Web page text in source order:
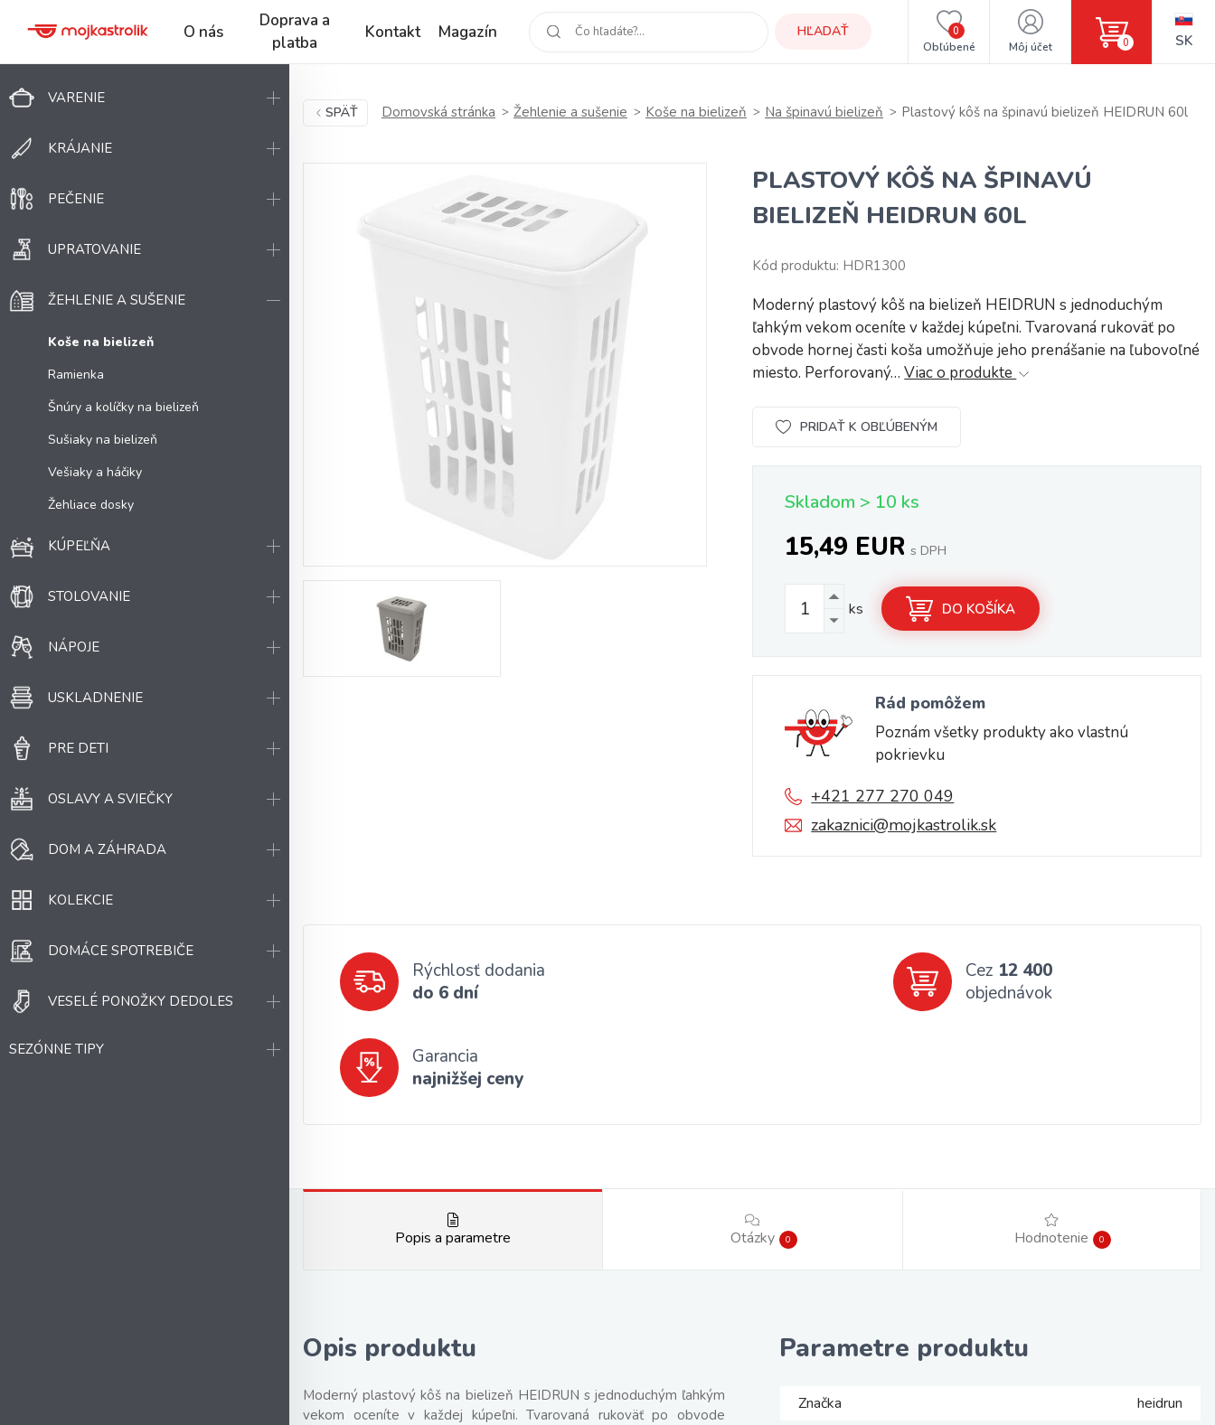
O nás
Doprava a
platba
Kontakt Magazín HĽADAŤ
Obľúbené
0
Môj účet 0 SK
VARENIE
KRÁJANIE
PEČENIE
UPRATOVANIE
ŽEHLENIE A SUŠENIE
Koše na bielizeň
Ramienka
Šnúry a kolíčky na bielizeň
Sušiaky na bielizeň
Vešiaky a háčiky
Žehliace dosky
KÚPEĽŇA
STOLOVANIE
NÁPOJE
USKLADNENIE
PRE DETI
OSLAVY A SVIEČKY
DOM A ZÁHRADA
KOLEKCIE
DOMÁCE SPOTREBIČE
VESELÉ PONOŽKY DEDOLES
SEZÓNNE TIPY
SPÄŤ Domovská stránka Žehlenie a sušenie Koše na bielizeň Na špinavú bielizeň Plastový kôš na špinavú bielizeň HEIDRUN 60l
PLASTOVÝ KÔŠ NA ŠPINAVÚ
BIELIZEŇ HEIDRUN 60L
Kód produktu: HDR1300
Moderný plastový kôš na bielizeň HEIDRUN s jednoduchým
ľahkým vekom oceníte v každej kúpeľni. Tvarovaná rukoväť po
obvode hornej časti koša umožňuje jeho prenášanie na ľubovoľné
miesto. Perforovaný…Viac o produkte
PRIDAŤ K OBĽÚBENÝM
Skladom > 10 ks
15,49 EUR s DPH
ks DO KOŠÍKA
Rád pomôžem
Poznám všetky produkty ako vlastnú
pokrievku
+421 277 270 049
zakaznici@mojkastrolik.sk
Rýchlosť dodania
do 6 dní
Cez 12 400
objednávok
Garancia
najnižšej ceny
Popis a parametre Otázky 0 Hodnotenie 0
Opis produktu
Moderný plastový kôš na bielizeň HEIDRUN s jednoduchým ľahkým
vekom oceníte v každej kúpeľni. Tvarovaná rukoväť po obvode
Parametre produktu
Značka
heidrun